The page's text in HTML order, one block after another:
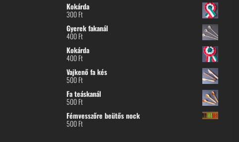
Kokárda
300Ft
Gyerek fakanál
400Ft
Kokárda
400Ft
Vajkenő fa kés
500Ft
Fa teáskanál
500Ft
Fémvesszőre beütős nock
500Ft